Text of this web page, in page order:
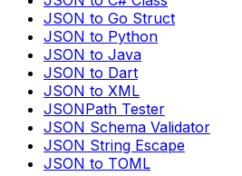
JSON to Go Struct
JSON to Python
JSON to Java
JSON to Dart
JSON to XML
JSONPath Tester
JSON Schema Validator
JSON String Escape
JSON to TOML